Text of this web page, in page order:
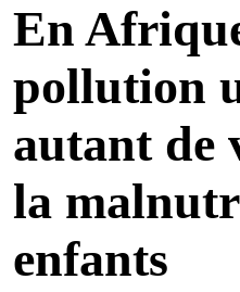
En
pollution
autant de
la
enfants